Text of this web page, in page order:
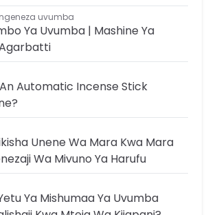
uvumba
Ya Uvumba | Mashine Ya
Automatic Incense Stick
Unene Wa Mara Kwa Mara
Wa Mivuno Ya Harufu
Ya Mishumaa Ya Uvumba